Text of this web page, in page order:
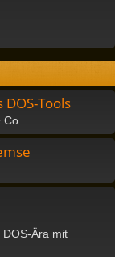
Tools
Ära mit